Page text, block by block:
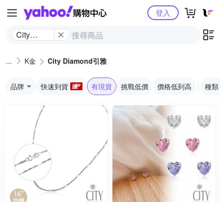
Yahoo購物中心
City
引雅
登入
K金 City Diamond引雅
品牌 快速到貨 有現貨 挑戰低價 價格低到高 種類